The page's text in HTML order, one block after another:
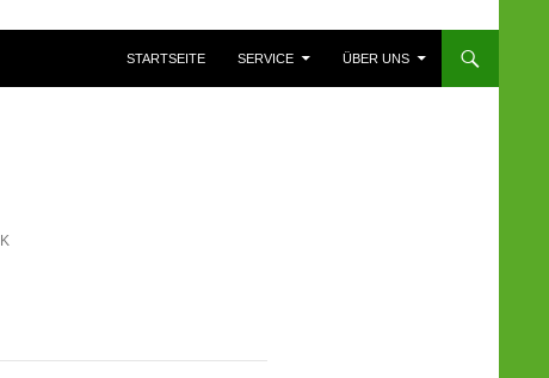
STARTSEITE
SERVICE ÜBER UNS